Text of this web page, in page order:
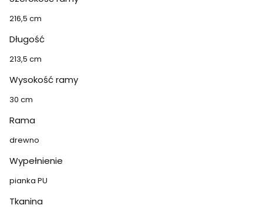
216,5 cm
Długość
213,5 cm
Wysokość ramy
30 cm
Rama
drewno
Wypełnienie
pianka PU
Tkanina